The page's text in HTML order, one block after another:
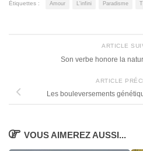
Étiquettes : Amour L'infini Paradisme
ARTICLE
Son verbe honore la
ARTICLE
Les bouleversements
VOUS AIMEREZ AUSSI...